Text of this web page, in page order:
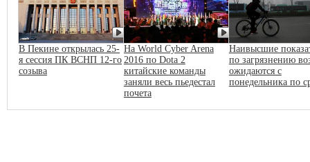
В Пекине открылась 25-
я сессия ПК ВСНП 12-го
созыва
На World Cyber Arena
2016 по Dota 2
китайские команды
заняли весь пьедестал
почета
Наивысшие
по загрязнению
ожидаются с
понедельника по